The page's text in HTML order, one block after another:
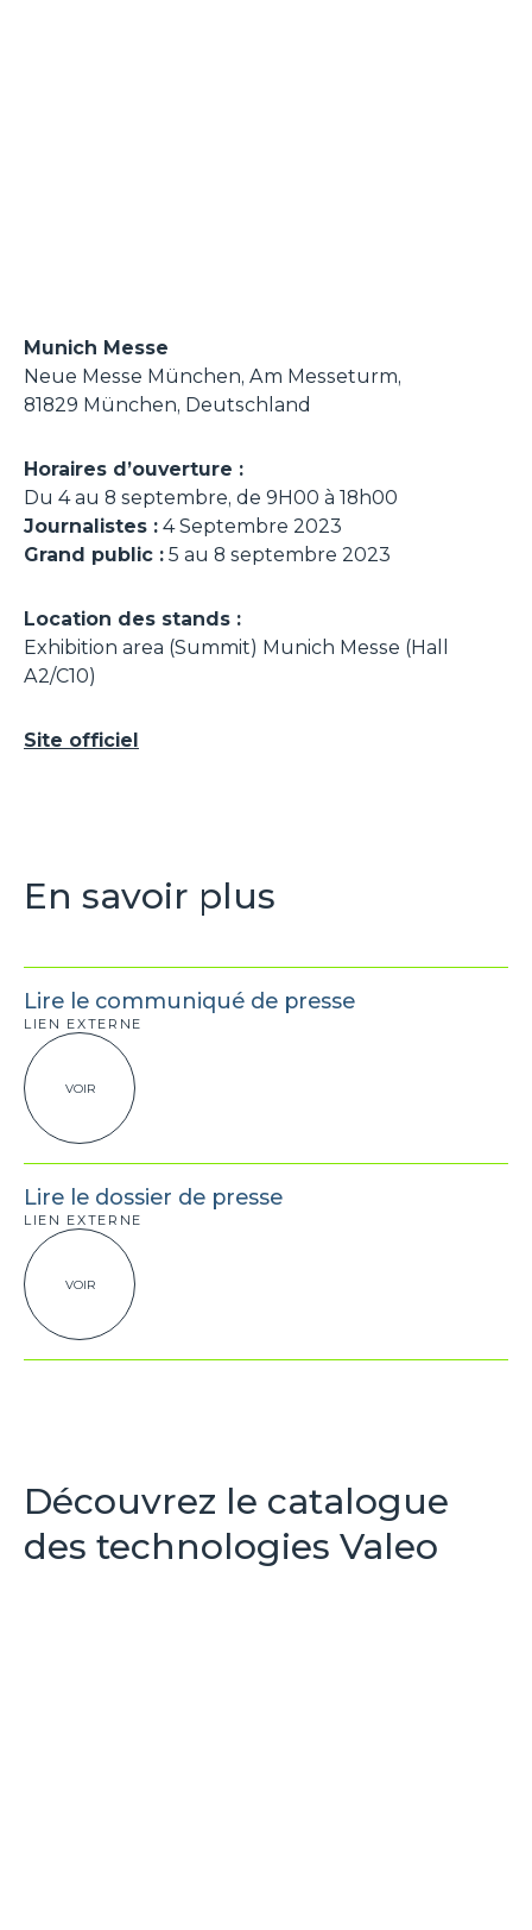
Munich Messe
Neue Messe München, Am Messeturm,
81829 München, Deutschland
Horaires d’ouverture :
Du 4 au 8 septembre, de 9H00 à 18h00
Journalistes : 4 Septembre 2023
Grand public : 5 au 8 septembre 2023
Location des stands :
Exhibition area (Summit) Munich Messe (Hall
A2/C10)
Site officiel
En savoir plus
Lire le communiqué de presse
LIEN EXTERNE
VOIR
Lire le dossier de presse
LIEN EXTERNE
VOIR
Découvrez le catalogue
des technologies Valeo